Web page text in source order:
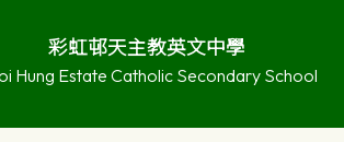
彩虹邨天主教英文中學
Hung Estate Catholic Secondary School